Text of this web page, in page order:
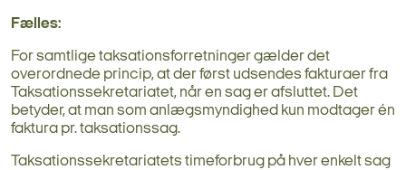
Fælles:
For samtlige taksationsforretninger gælder det
overordnede princip, at der først udsendes fakturaer fra
Taksationssekretariatet, når en sag er afsluttet. Det
betyder, at man som anlægsmyndighed kun modtager én
faktura pr. taksationssag.
Taksationssekretariatets timeforbrug på hver enkelt sag